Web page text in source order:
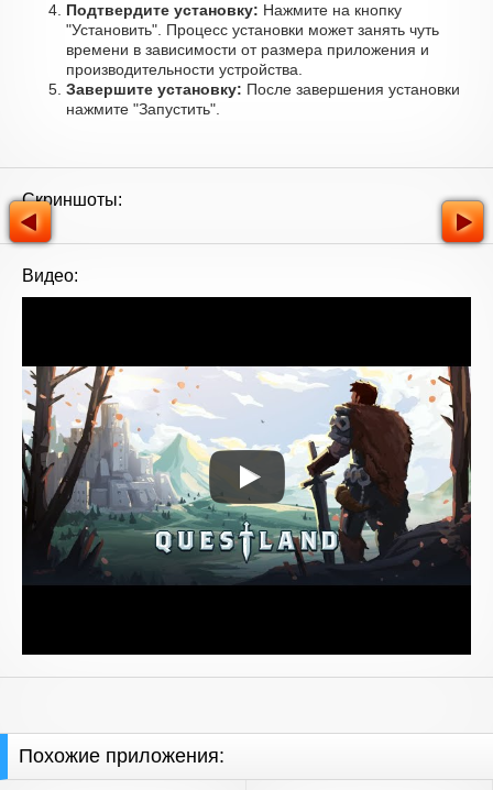
Подтвердите установку: Нажмите на кнопку
"Установить". Процесс установки может занять чуть
времени в зависимости от размера приложения и
производительности устройства.
Завершите установку: После завершения установки
нажмите "Запустить".
Скриншоты:
Видео:
Похожие приложения: